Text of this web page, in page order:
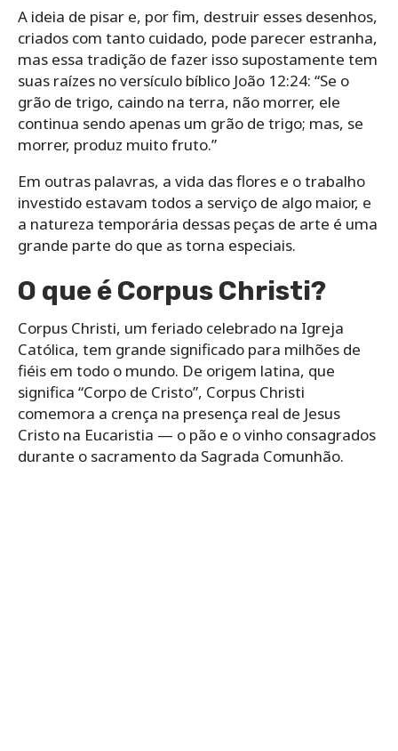
A ideia de pisar e, por fim, destruir esses desenhos,
criados com tanto cuidado, pode parecer estranha,
mas essa tradição de fazer isso supostamente tem
suas raízes no versículo bíblico João 12:24: “Se o
grão de trigo, caindo na terra, não morrer, ele
continua sendo apenas um grão de trigo; mas, se
morrer, produz muito fruto.”
Em outras palavras, a vida das flores e o trabalho
investido estavam todos a serviço de algo maior, e
a natureza temporária dessas peças de arte é uma
grande parte do que as torna especiais.
O que é Corpus Christi?
Corpus Christi, um feriado celebrado na Igreja
Católica, tem grande significado para milhões de
fiéis em todo o mundo. De origem latina, que
significa “Corpo de Cristo”, Corpus Christi
comemora a crença na presença real de Jesus
Cristo na Eucaristia — o pão e o vinho consagrados
durante o sacramento da Sagrada Comunhão.